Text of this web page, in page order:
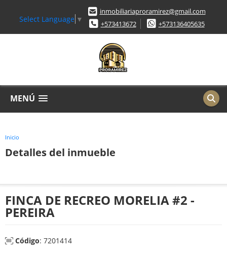
Select Language ▼
inmobiliariaproramirez@gmail.com
+573413672
+573136405635
MENÚ
Inicio
Detalles del inmueble
FINCA DE RECREO MORELIA #2 -
PEREIRA
Código: 7201414